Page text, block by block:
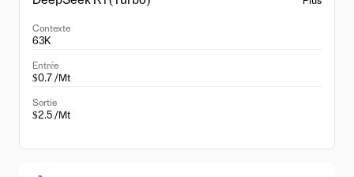
Contexte
63K
Entrée
$0.7 /Mt
Sortie
$2.5 /Mt